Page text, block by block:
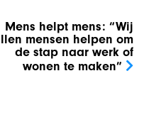
Mens helpt mens: “Wij
mensen helpen om
de stap naar werk of
wonen te maken”